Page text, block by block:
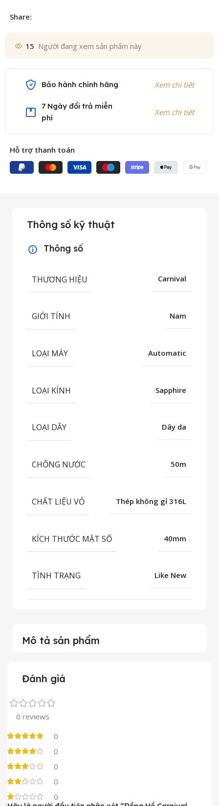
Share:
15 Người đang xem sản phẩm này
Bảo hành chính hãng Xem chi tiết
7 Ngày đổi trả miễn
phí
Xem chi tiết
Hỗ trợ thanh toán
Mô tả sản phẩm
Thông số kỹ thuật
Thông số
THƯƠNG HIỆU Carnival
GIỚI TÍNH Nam
LOẠI MÁY Automatic
LOẠI KÍNH Sapphire
LOẠI DÂY Dây da
CHỐNG NƯỚC 50m
CHẤT LIỆU VỎ Thép không gỉ 316L
KÍCH THƯỚC MẶT SỐ 40mm
TÌNH TRẠNG Like New
Đánh giá
0 reviews
0
0
0
0
0